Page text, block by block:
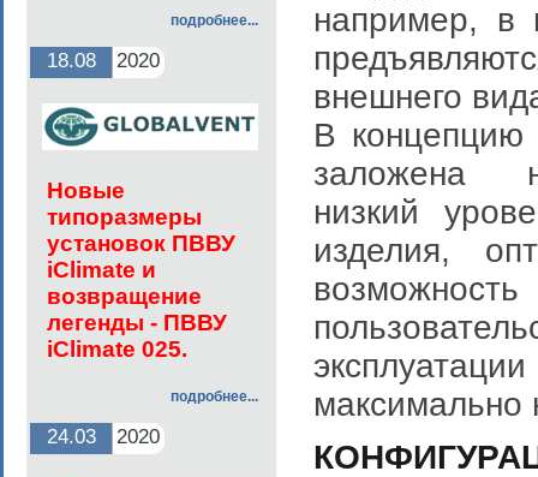
например, в
внешнего
В
заложена
низкий
изделия,
подробнее...
18.08 2020
Новые
типоразмеры
установок ПВВУ
iClimate и
возвращение
легенды - ПВВУ
iClimate 025.
подробнее...
24.03 2020